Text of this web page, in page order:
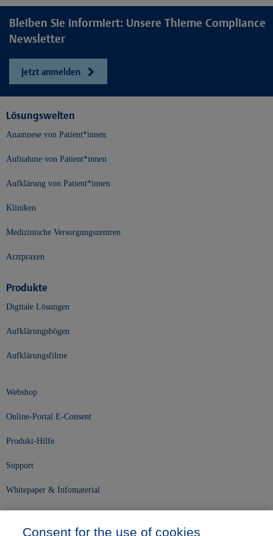
Bleiben Sie informiert: Unsere Thieme Compliance
Newsletter
Jetzt anmelden
Lösungswelten
Anamnese von Patient*innen
Aufnahme von Patient*innen
Aufklärung von Patient*innen
Kliniken
Medizinische Versorgungszentren
Arztpraxen
Produkte
Digitale Lösungen
Aufklärungsbögen
Aufklärungsfilme
Webshop
Online-Portal E-Consent
Produkt-Hilfe
Support
Whitepaper & Infomaterial
Consent for the use of cookies